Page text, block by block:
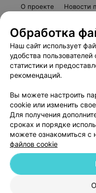
О проекте Новости
Пользовательское
Написать
Обработка
© 2026 ООО «Артокс Лаб», УНП
г. Минск, улица
Обработка
Наш сайт использует
удобства
статистики и
рекомендаций.
Вы можете настроить
cookie или изменить
Для получения
сроках и порядке
можете ознакомиться с
файлов cookie